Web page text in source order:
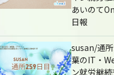
あいのて
日報
susan/通
葉のIT・
ン就労継